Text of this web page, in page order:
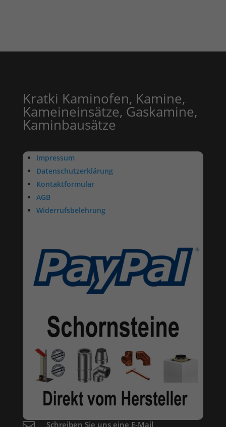
Schreiben Sie uns eine E-Mail
Kratki Kaminofen, Kamine,
Kameineinsätze, Gaskamine,
Kaminbausätze
Impressum
Datenschutzerklärung
Kontaktformular
AGB
Widerrufsbelehrung